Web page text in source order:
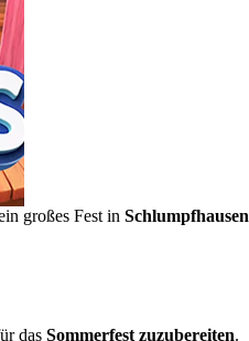
großes Fest in Schlumpfhausen
das Sommerfest zuzubereiten.